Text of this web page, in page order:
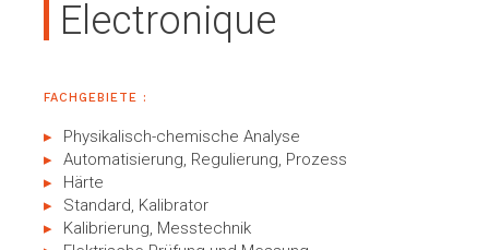
Electronique
FACHGEBIETE :
Physikalisch-chemische Analyse
Automatisierung, Regulierung, Prozess
Härte
Standard, Kalibrator
Kalibrierung, Messtechnik